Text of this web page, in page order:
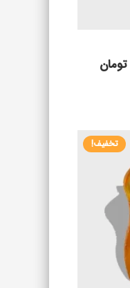
تومان
تخفیف!